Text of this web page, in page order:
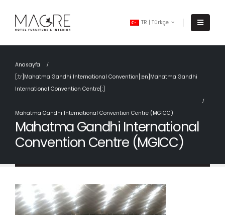
TR | Türkçe
Anasayfa
[:tr]Mahatma Gandhi International Convention[:en]Mahatma Gandhi
International Convention Centre[:]
Mahatma Gandhi International Convention Centre (MGICC)
Mahatma Gandhi International
Convention Centre (MGICC)